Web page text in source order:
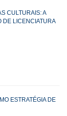
CULTURAIS: A
DE LICENCIATURA
ESTRATÉGIA DE